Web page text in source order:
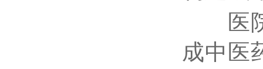
医院
成中医